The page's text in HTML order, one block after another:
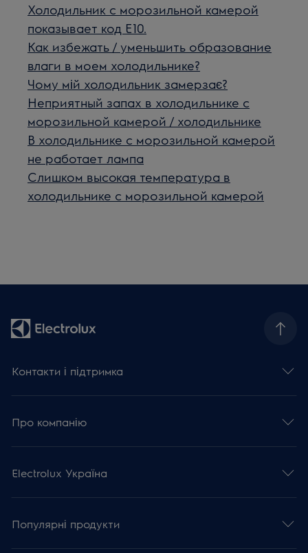
Холодильник с морозильной камерой
показывает код E10.
Как избежать / уменьшить образование
влаги в моем холодильнике?
Чому мій холодильник замерзає?
Неприятный запах в холодильнике с
морозильной камерой / холодильнике
В холодильнике с морозильной камерой
не работает лампа
Слишком высокая температура в
холодильнике с морозильной камерой
Контакти і підтримка
Про компанію
Electrolux Україна
Популярні продукти